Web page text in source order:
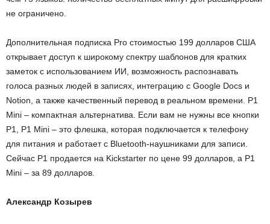
не ограничено.
Дополнительная подписка Pro стоимостью 199 долларов США
открывает доступ к широкому спектру шаблонов для кратких
заметок с использованием ИИ, возможность распознавать
голоса разных людей в записях, интеграцию с Google Docs и
Notion, а также качественный перевод в реальном времени. P1
Mini – компактная альтернатива. Если вам не нужны все кнопки
P1, P1 Mini – это флешка, которая подключается к телефону
для питания и работает с Bluetooth-наушниками для записи.
Сейчас P1 продается на Kickstarter по цене 99 долларов, а P1
Mini – за 89 долларов.
Александр Козырев